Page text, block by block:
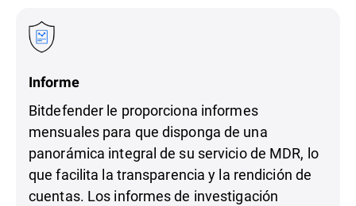
Informe
Bitdefender le proporciona informes
mensuales para que disponga de una
panorámica integral de su servicio de MDR, lo
que facilita la transparencia y la rendición de
cuentas. Los informes de investigación